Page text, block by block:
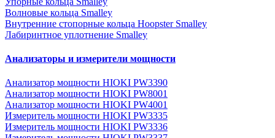
Волновые кольца Smalley
Внутренние стопорные кольца Hoopster Smalley
Лабиринтное уплотнение Smalley
Анализаторы и измерители мощности
Анализатор мощности HIOKI PW3390
Анализатор мощности HIOKI PW8001
Анализатор мощности HIOKI PW4001
Измеритель мощности HIOKI PW3335
Измеритель мощности HIOKI PW3336